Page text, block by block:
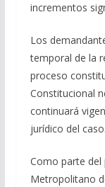
incrementos
Los
temporal de la
proceso
Constitucional
continuará
jurídico del caso.
Como parte del
Metropolitano